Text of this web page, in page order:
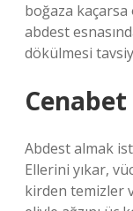
boğaza
abdest
dökülmesi
Cenabet
Abdest almak
Ellerini yıkar,
kirden temizler